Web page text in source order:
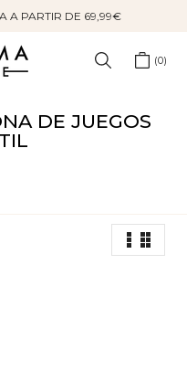
A PARTIR DE 69,99€
0
DE JUEGOS